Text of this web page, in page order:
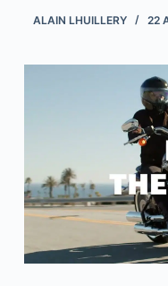
ALAIN LHUILLERY 22